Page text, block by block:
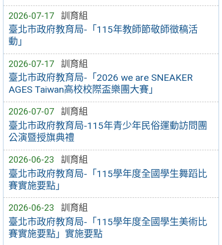
2026-07-17 訓育組
臺北市政府教育局-「115年教師節敬師徵稿活
動」
2026-07-17 訓育組
臺北市政府教育局-「2026 we are SNEAKER
AGES Taiwan高校校際盃樂團大賽」
2026-07-07 訓育組
臺北市政府教育局-115年青少年民俗運動訪問團
公演暨授旗典禮
2026-06-23 訓育組
臺北市政府教育局-「115學年度全國學生舞蹈比
賽實施要點」
2026-06-23 訓育組
臺北市政府教育局-「115學年度全國學生美術比
賽實施要點」實施要點